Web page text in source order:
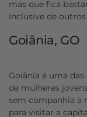
mas que fica
inclusive de outros
Goiânia, GO
Goiânia é uma
de mulheres
sem companhia a
para visitar a